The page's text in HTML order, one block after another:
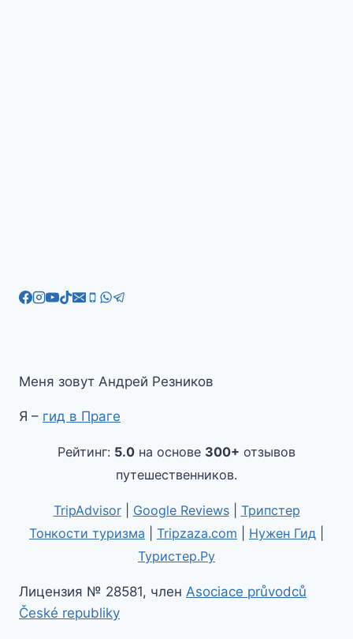
Меня зовут Андрей Резников
Я – гид в Праге
Рейтинг: 5.0 на основе 300+ отзывов
путешественников.
TripAdvisor| Google Reviews| Трипстер
Тонкости туризма
Tripzaza.com Нужен Гид
Туристер.Ру
Лицензия № 28581, член Asociace průvodců
České republiky